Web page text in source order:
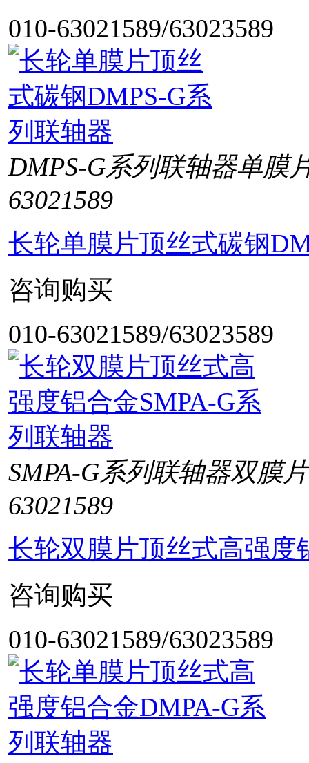
010-63021589/63023589
DMPS-G系列联轴器单膜
63021589
长轮单膜片顶丝式碳钢
咨询购买
010-63021589/63023589
SMPA-G系列联轴器双膜
63021589
长轮双膜片顶丝式高强度
咨询购买
010-63021589/63023589